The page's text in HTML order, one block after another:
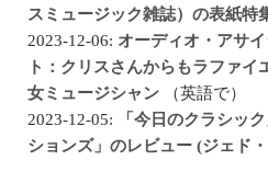
スミュージック雑誌）の表紙特
2023-12-06: オーディオ・アサ
ト：クリスさんからもラファ
女ミュージシャン （英語で）
2023-12-05:
「今日のクラシッ
ションズ」のレビュー (ジェド